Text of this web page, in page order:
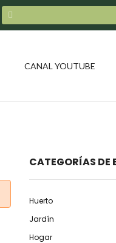
CANAL YOUTUBE
CATEGORÍAS DE
Huerto
Jardín
Hogar